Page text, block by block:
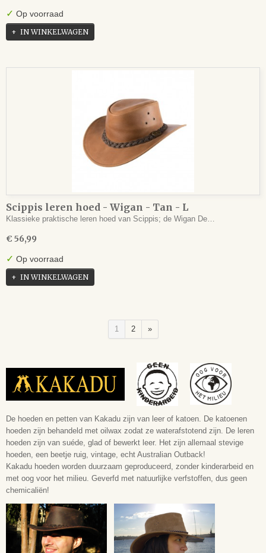
✓ Op voorraad
IN WINKELWAGEN
Scippis leren hoed - Wigan - Tan - L
Klassieke praktische leren hoed van Scippis; de Wigan De…
€ 56,99
✓ Op voorraad
IN WINKELWAGEN
1 2 »
De hoeden en petten van Kakadu zijn van leer of katoen. De katoenen
hoeden zijn behandeld met oilwax zodat ze waterafstotend zijn. De leren
hoeden zijn van suéde, glad of bewerkt leer. Het zijn allemaal stevige
hoeden, een beetje ruig, vintage, echt Australian Outback!
Kakadu hoeden worden duurzaam geproduceerd, zonder kinderarbeid en
met oog voor het milieu. Geverfd met natuurlijke verfstoffen, dus geen
chemicaliën!